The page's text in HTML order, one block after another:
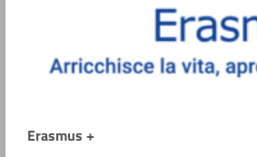
Erasmus +